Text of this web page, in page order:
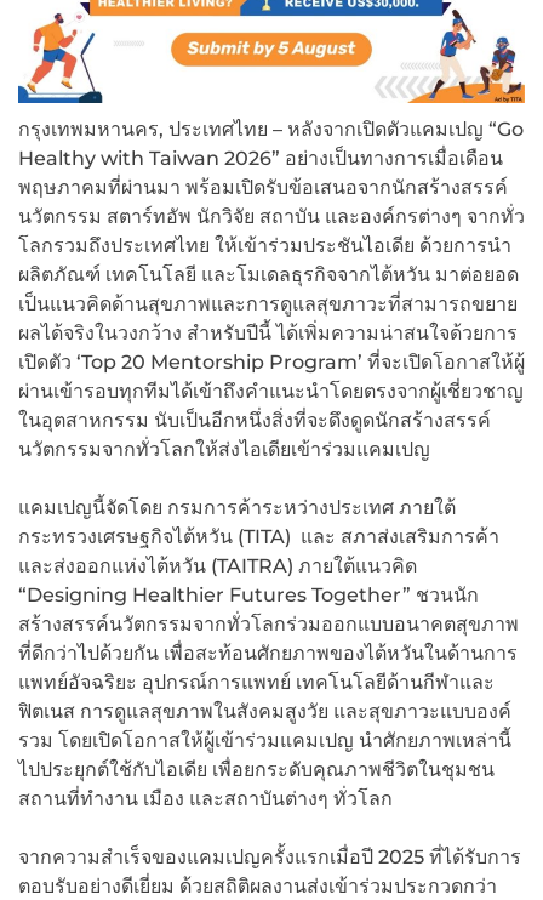
กรุงเทพมหานคร, ประเทศไทย – หลังจากเปิดตัวแคมเปญ “Go
Healthy with Taiwan 2026” อย่างเป็นทางการเมื่อเดือน
พฤษภาคมที่ผ่านมา พร้อมเปิดรับข้อเสนอจากนักสร้างสรรค์
นวัตกรรม สตาร์ทอัพ นักวิจัย สถาบัน และองค์กรต่างๆ จากทั่ว
โลกรวมถึงประเทศไทย ให้เข้าร่วมประชันไอเดีย ด้วยการนำ
ผลิตภัณฑ์ เทคโนโลยี และโมเดลธุรกิจจากไต้หวัน มาต่อยอด
เป็นแนวคิดด้านสุขภาพและการดูแลสุขภาวะที่สามารถขยาย
ผลได้จริงในวงกว้าง สำหรับปีนี้ ได้เพิ่มความน่าสนใจด้วยการ
เปิดตัว ‘Top 20 Mentorship Program’ ที่จะเปิดโอกาสให้ผู้
ผ่านเข้ารอบทุกทีมได้เข้าถึงคำแนะนำโดยตรงจากผู้เชี่ยวชาญ
ในอุตสาหกรรม นับเป็นอีกหนึ่งสิ่งที่จะดึงดูดนักสร้างสรรค์
นวัตกรรมจากทั่วโลกให้ส่งไอเดียเข้าร่วมแคมเปญ
แคมเปญนี้จัดโดย กรมการค้าระหว่างประเทศ ภายใต้
กระทรวงเศรษฐกิจไต้หวัน (TITA) และ สภาส่งเสริมการค้า
และส่งออกแห่งไต้หวัน (TAITRA) ภายใต้แนวคิด
“Designing Healthier Futures Together” ชวนนัก
สร้างสรรค์นวัตกรรมจากทั่วโลกร่วมออกแบบอนาคตสุขภาพ
ที่ดีกว่าไปด้วยกัน เพื่อสะท้อนศักยภาพของไต้หวันในด้านการ
แพทย์อัจฉริยะ อุปกรณ์การแพทย์ เทคโนโลยีด้านกีฬาและ
ฟิตเนส การดูแลสุขภาพในสังคมสูงวัย และสุขภาวะแบบองค์
รวม โดยเปิดโอกาสให้ผู้เข้าร่วมแคมเปญ นำศักยภาพเหล่านี้
ไปประยุกต์ใช้กับไอเดีย เพื่อยกระดับคุณภาพชีวิตในชุมชน
สถานที่ทำงาน เมือง และสถาบันต่างๆ ทั่วโลก
จากความสำเร็จของแคมเปญครั้งแรกเมื่อปี 2025 ที่ได้รับการ
ตอบรับอย่างดีเยี่ยม ด้วยสถิติผลงานส่งเข้าร่วมประกวดกว่า